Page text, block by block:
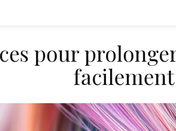
pour
facilement